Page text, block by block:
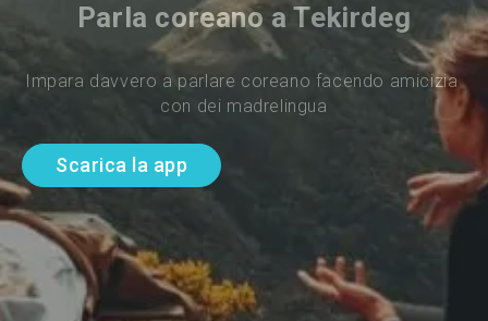
Parla coreano a Tekirdeg
Impara davvero a parlare coreano facendo amicizia
con dei madrelingua
Scarica la app